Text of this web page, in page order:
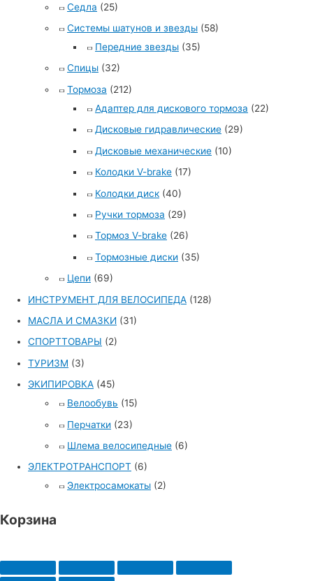
Седла (25)
Системы шатунов и звезды (58)
Передние звезды (35)
Спицы (32)
Тормоза (212)
Адаптер для дискового тормоза (22)
Дисковые гидравлические (29)
Дисковые механические (10)
Колодки V-brake (17)
Колодки диск (40)
Ручки тормоза (29)
Тормоз V-brake (26)
Тормозные диски (35)
Цепи (69)
ИНСТРУМЕНТ ДЛЯ ВЕЛОСИПЕДА (128)
МАСЛА И СМАЗКИ (31)
СПОРТТОВАРЫ (2)
ТУРИЗМ (3)
ЭКИПИРОВКА (45)
Велообувь (15)
Перчатки (23)
Шлема велосипедные (6)
ЭЛЕКТРОТРАНСПОРТ (6)
Электросамокаты (2)
Корзина